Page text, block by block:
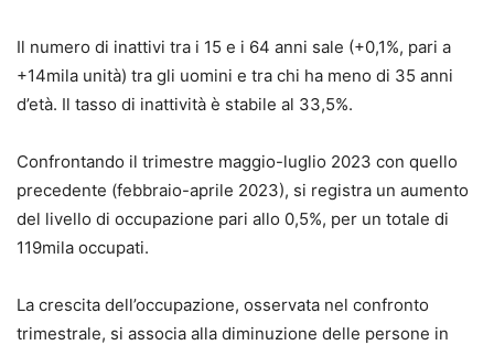
Il numero di inattivi tra i 15 e i 64 anni sale (+0,1%, pari a
+14mila unità) tra gli uomini e tra chi ha meno di 35 anni
d’età. Il tasso di inattività è stabile al 33,5%.
Confrontando il trimestre maggio-luglio 2023 con quello
precedente (febbraio-aprile 2023), si registra un aumento
del livello di occupazione pari allo 0,5%, per un totale di
119mila occupati.
La crescita dell’occupazione, osservata nel confronto
trimestrale, si associa alla diminuzione delle persone in